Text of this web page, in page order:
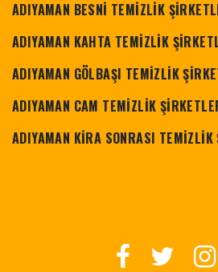
ADIYAMAN BESNİ TEMİZLİK
ADIYAMAN KAHTA TEMİZLİK
ADIYAMAN GÖLBAŞI TEMİZLİK
ADIYAMAN CAM TEMİZLİK
ADIYAMAN KİRA SONRASI TEMİZLİK